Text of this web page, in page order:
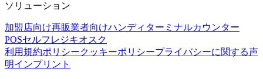
ソリューション
加盟店向け再販業者向けハンディターミナルカウンター
POSセルフレジキオスク
利用規約ポリシークッキーポリシープライバシーに関する声
明インプリント